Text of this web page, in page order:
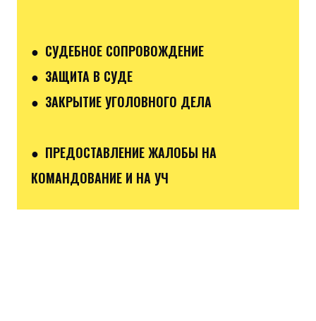
● СУДЕБНОЕ СОПРОВОЖДЕНИЕ
● ЗАЩИТА В СУДЕ
● ЗАКРЫТИЕ УГОЛОВНОГО ДЕЛА
● ПРЕДОСТАВЛЕНИЕ ЖАЛОБЫ НА
КОМАНДОВАНИЕ И НА УЧ